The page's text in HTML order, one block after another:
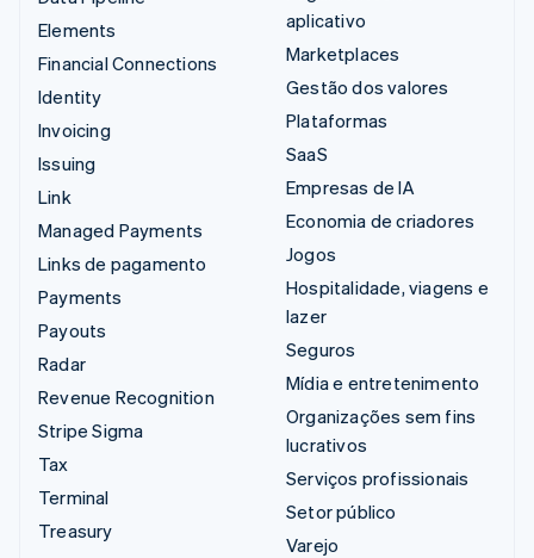
Elements
Financial Connections
Identity
Invoicing
Issuing
Link
Managed Payments
Links de pagamento
Payments
Payouts
Radar
Revenue Recognition
Stripe Sigma
Tax
Terminal
Treasury
aplicativo
Marketplaces
Gestão dos valores
Plataformas
SaaS
Empresas de IA
Economia de criadores
Jogos
Hospitalidade, viagens e
lazer
Seguros
Mídia e entretenimento
Organizações sem fins
lucrativos
Serviços profissionais
Setor público
Varejo